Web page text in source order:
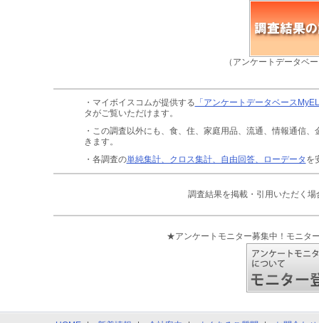
（アンケートデータベ
・マイボイスコムが提供する 「アンケートデータベース
タがご覧いただけます。
・この調査以外にも、食、住、家庭用品、流通、情報通信、
きます。
・各調査の単純集計、クロス集計、自由回答、ローデータ を
調査結果を掲載・引用いただく場
★アンケートモニター募集中！モニタ